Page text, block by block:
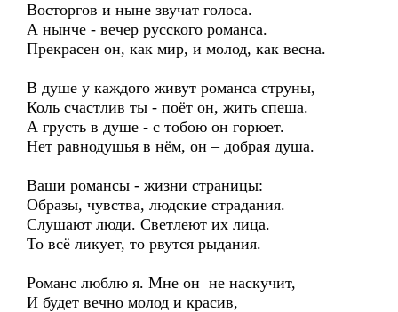
Восторгов и ныне звучат голоса.
А нынче - вечер русского романса.
Прекрасен он, как мир, и молод, как весна.
В душе у каждого живут романса струны,
Коль счастлив ты - поёт он, жить спеша.
А грусть в душе - с тобою он горюет.
Нет равнодушья в нём, он – добрая душа.
Ваши романсы - жизни страницы:
Образы, чувства, людские страдания.
Слушают люди. Светлеют их лица.
То всё ликует, то рвутся рыдания.
Романс люблю я. Мне он не наскучит,
И будет вечно молод и красив,